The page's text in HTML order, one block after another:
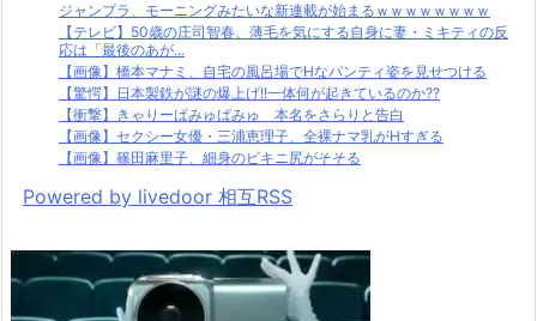
ジャンプラ、モーニングみたいな新連載が始まるｗｗｗｗｗｗｗｗ
【テレビ】50歳の庄司智春、薄毛を気にする自身に妻・ミキティの反
応は「最後のあが...
【画像】橋本マナミ、自宅の風呂場でHなパンティ姿を見せつける
【驚愕】日本製鉄が謎の爆上げ!!一体何が起きているのか??
【衝撃】きゃりーぱみゅぱみゅ 本名をさらりと告白
【画像】セクシー女優・三浦恵理子、全裸ナマ乳がHすぎる
【画像】篠田麻里子、細身のビキニ尻がそそる
Powered by livedoor 相互RSS